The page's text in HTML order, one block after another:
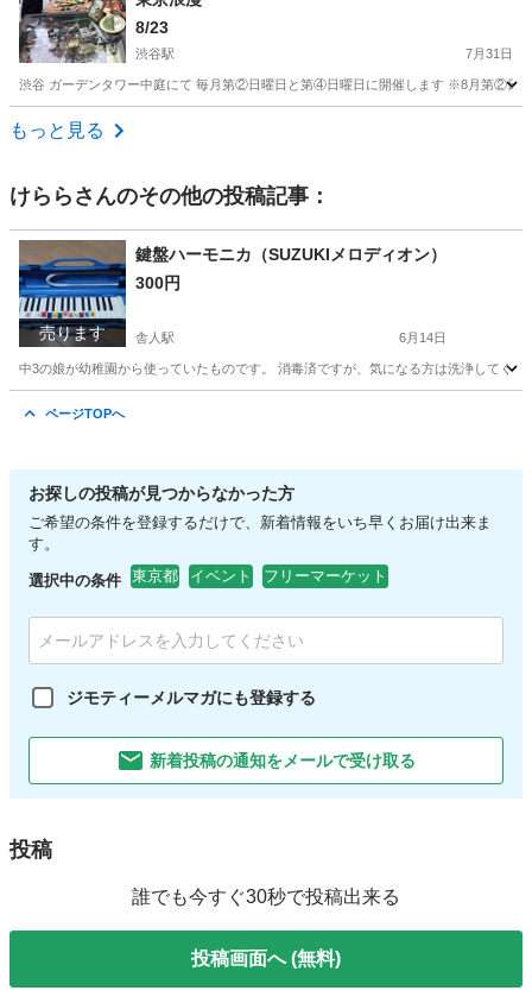
8/23
渋谷駅 7月31日
渋谷 ガーデンタワー中庭にて 毎月第②日曜日と第④日曜日に開催します ※8月第②日
東京 渋谷区
もっと見る
けらら さんのその他の投稿記事：
売ります
鍵盤ハーモニカ（SUZUKIメロディオン）
300円
舎人駅 6月14日
中3の娘が幼稚園から使っていたものです。 消毒済ですが、気になる方は洗浄してく
ページTOPへ
お探しの投稿が見つからなかった方
ご希望の条件を登録するだけで、新着情報をいち早くお届け出来ま
す。
選択中の条件 東京都 イベント フリーマーケット
ジモティーメルマガにも登録する
新着投稿の通知をメールで受け取る
投稿
誰でも今すぐ30秒で投稿出来る
投稿画面へ (無料)